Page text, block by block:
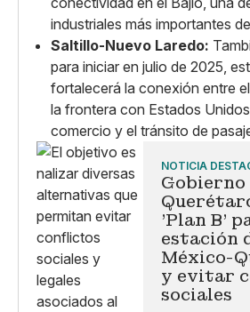
industriales más importantes
Saltillo-Nuevo Laredo:
para iniciar en julio de 2025,
fortalecerá la conexión entre
la frontera con Estados
comercio y el tránsito de
NOTICIA
Gobierno
'Plan B'
estación
México-
y evitar
sociales​